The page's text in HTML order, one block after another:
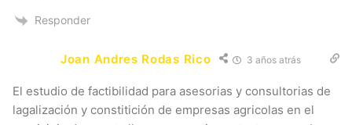
Responder
Joan Andres Rodas Rico 3 años atrás
El estudio de factibilidad para asesorias y consultorias de
lagalización y constitición de empresas agricolas en el